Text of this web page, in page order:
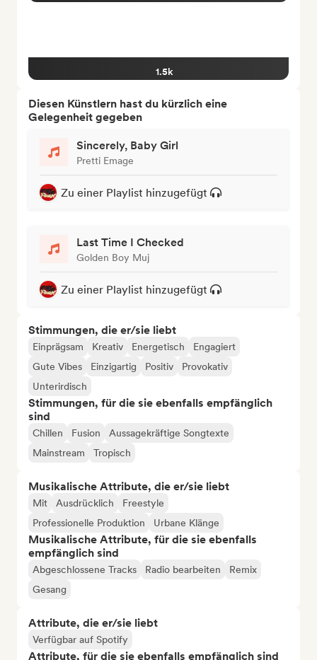
1.5k
Diesen Künstlern hast du kürzlich eine
Gelegenheit gegeben
Sincerely, Baby Girl
Pretti Emage
Zu einer Playlist hinzugefügt
Last Time I Checked
Golden Boy Muj
Zu einer Playlist hinzugefügt
Stimmungen, die er/sie liebt
Einprägsam Kreativ Energetisch
Engagiert
Gute Vibes
Einzigartig Positiv
Provokativ
Unterirdisch
Stimmungen, für die sie ebenfalls empfänglich
sind
Chillen Fusion
Aussagekräftige Songtexte
Mainstream
Tropisch
Musikalische Attribute, die er/sie liebt
Mit Ausdrücklich
Freestyle
Professionelle Produktion
Urbane Klänge
Musikalische Attribute, für die sie ebenfalls
empfänglich sind
Abgeschlossene Tracks Radio bearbeiten
Remix
Gesang
Attribute, die er/sie liebt
Verfügbar auf Spotify
Attribute, für die sie ebenfalls empfänglich sind